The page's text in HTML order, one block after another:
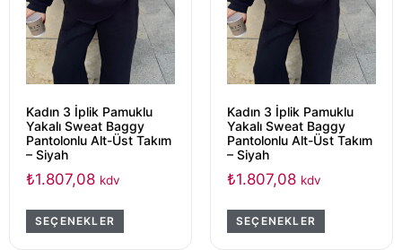
Kadın 3 İplik Pamuklu
Yakalı Sweat Baggy
Pantolonlu Alt-Üst Takım
– Siyah
₺1.807,08 kdv
SEÇENEKLER
Kadın 3 İplik Pamuklu
Yakalı Sweat Baggy
Pantolonlu Alt-Üst Takım
– Siyah
₺1.807,08 kdv
SEÇENEKLER